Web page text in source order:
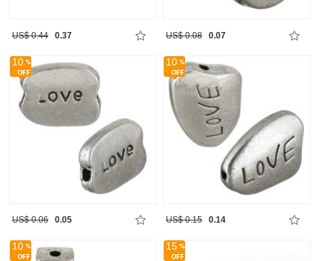
US$ 0.44 0.37 US$ 0.08 0.07
10
US$ 0.06 0.05
10
US$ 0.15 0.14
10 15